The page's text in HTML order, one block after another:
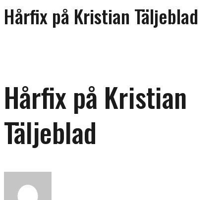
Hårfix på Kristian Täljeblad
Hårfix på Kristian
Täljeblad